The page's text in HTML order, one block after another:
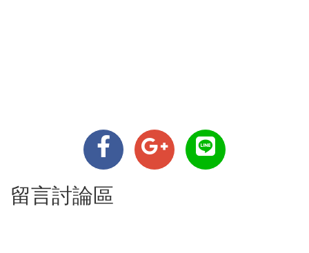
留言討論區